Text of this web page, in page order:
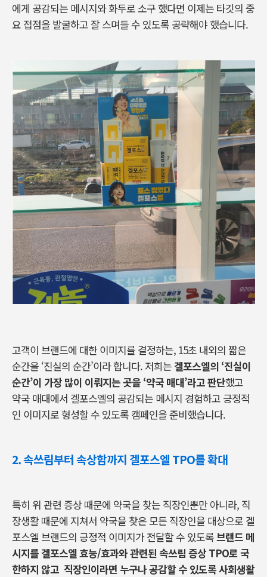
에게 공감되는 메시지와 화두로 소구 했다면 이제는 타깃의 중
요 접점을 발굴하고 잘 스며들 수 있도록 공략해야 했습니다.
고객이 브랜드에 대한 이미지를 결정하는, 15초 내외의 짧은
순간을 ‘진실의 순간’이라 합니다. 저희는 겔포스엘의 ‘진실이
순간’이 가장 많이 이뤄지는 곳을 ‘약국 매대’라고 판단했고
약국 매대에서 겔포스엘의 공감되는 메시지 경험하고 긍정적
인 이미지로 형성할 수 있도록 캠페인을 준비했습니다.
2. 속쓰림부터 속상함까지 겔포스엘 TPO를 확대
특히 위 관련 증상 때문에 약국을 찾는 직장인뿐만 아니라, 직
장생활 때문에 지쳐서 약국을 찾은 모든 직장인을 대상으로 겔
포스엘 브랜드의 긍정적 이미지가 전달할 수 있도록브랜드 메
시지를 겔포스엘 효능/효과와 관련된 속쓰림 증상 TPO로 국
한하지 않고 직장인이라면 누구나 공감할 수 있도록 사회생활